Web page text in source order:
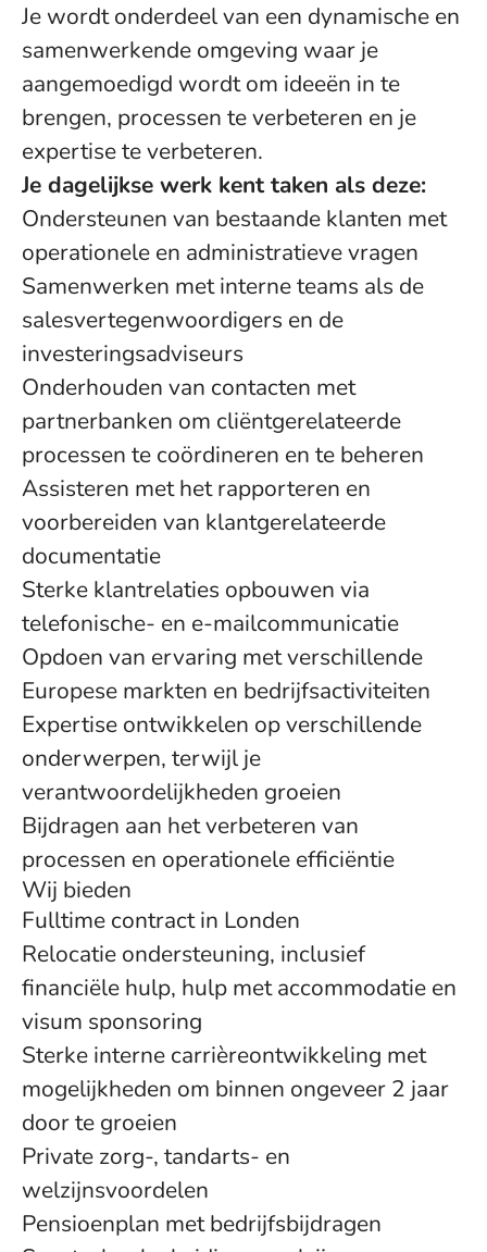
Je wordt onderdeel van een dynamische en
samenwerkende omgeving waar je
aangemoedigd wordt om ideeën in te
brengen, processen te verbeteren en je
expertise te verbeteren.
Je dagelijkse werk kent taken als deze:
Ondersteunen van bestaande klanten met
operationele en administratieve vragen
Samenwerken met interne teams als de
salesvertegenwoordigers en de
investeringsadviseurs
Onderhouden van contacten met
partnerbanken om cliëntgerelateerde
processen te coördineren en te beheren
Assisteren met het rapporteren en
voorbereiden van klantgerelateerde
documentatie
Sterke klantrelaties opbouwen via
telefonische- en e-mailcommunicatie
Opdoen van ervaring met verschillende
Europese markten en bedrijfsactiviteiten
Expertise ontwikkelen op verschillende
onderwerpen, terwijl je
verantwoordelijkheden groeien
Bijdragen aan het verbeteren van
processen en operationele efficiëntie
Wij bieden
Fulltime contract in Londen
Relocatie ondersteuning, inclusief
financiële hulp, hulp met accommodatie en
visum sponsoring
Sterke interne carrièreontwikkeling met
mogelijkheden om binnen ongeveer 2 jaar
door te groeien
Private zorg-, tandarts- en
welzijnsvoordelen
Pensioenplan met bedrijfsbijdragen